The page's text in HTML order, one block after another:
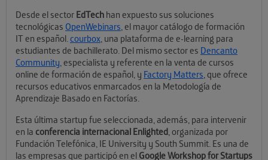
Desde el sector EdTech han expuesto sus soluciones
tecnológicas OpenWebinars, el mayor catálogo de formación
IT en español.courbox, una plataforma de e-learning para
estudiantes de bachillerato. Del mismo sector es Dencanto
Community, especialista y referente en la venta de cursos
online de formación de español, y Factory Matters, que ofrece
recursos educativos enmarcados en la Metodología de
Aprendizaje Basado en Factorías.
Esta última startup fue seleccionada, además, para intervenir
en la conferencia internacional Enlighted, organizada por
Fundación Telefónica, IE University y South Summit. Es una de
las empresas que participó en el Google Workshop for Startups